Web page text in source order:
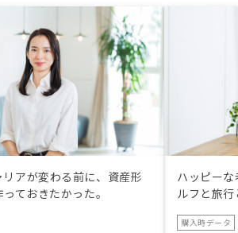
アが変わる前に、資産形
ておきたかった。
ハッピー
ルフと旅
購入時データ